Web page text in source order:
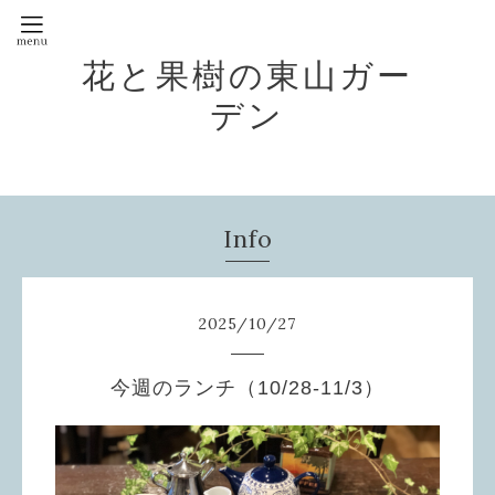
花と果樹の東山ガー
デン
Info
2025/10/27
今週のランチ（10/28-11/3）